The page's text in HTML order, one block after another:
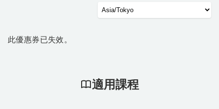
此優惠券已失效。
適用課程